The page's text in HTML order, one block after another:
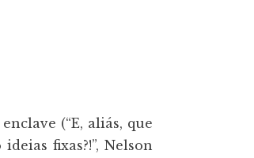
(“E, aliás, que
fixas?!”, Nelson